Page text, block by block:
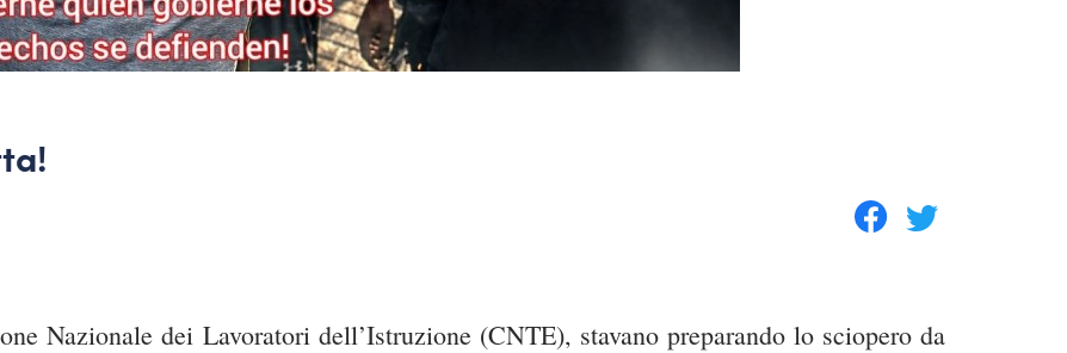
Nazionale dei Lavoratori dell’Istruzione (CNTE), stavano preparando lo sciopero da